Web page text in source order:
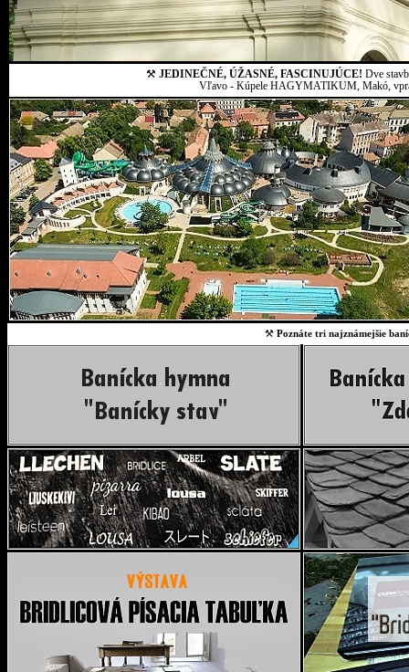
⚒ JEDINEČNÉ, ÚŽASNÉ, FASCINUJÚCE! Dve
Vľavo - Kúpele HAGYMATIKUM, Makó,
⚒ Poznáte tri najznámejšie